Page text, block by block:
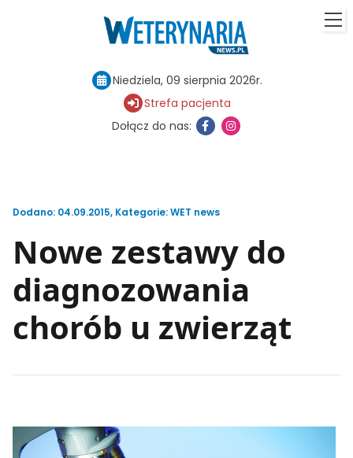
Niedziela, 09 sierpnia 2026r.
Strefa pacjenta
Dołącz do nas:
Dodano: 04.09.2015, Kategorie:WET news
Nowe zestawy do
diagnozowania
chorób u zwierząt